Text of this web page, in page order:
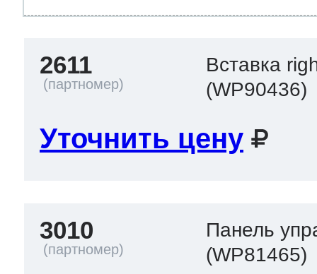
2611
Вставка
(WP90436)
Уточнить цену
3010
Панель
(WP81465)